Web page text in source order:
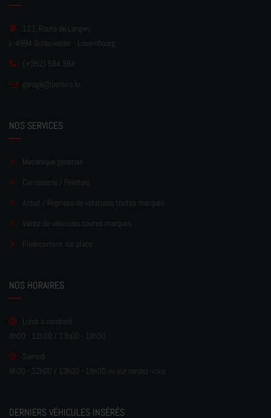
113, Route de Longwy
L-4994 Schouweiler - Luxembourg
(+352) 584 384
garage@pereira.lu
NOS SERVICES
Mécanique générale
Carrosserie / Peinture
Achat / Reprises de véhicules toutes marques
Vente de véhicules toutes marques
Financement sur place
NOS HORAIRES
Lundi à vendredi
8h00 - 12h00 / 13h00 - 18h30
Samedi
9h30 - 12h00 / 13h30 - 18h00 ou sur rendez-vous
DERNIERS VÉHICULES INSÉRÉS